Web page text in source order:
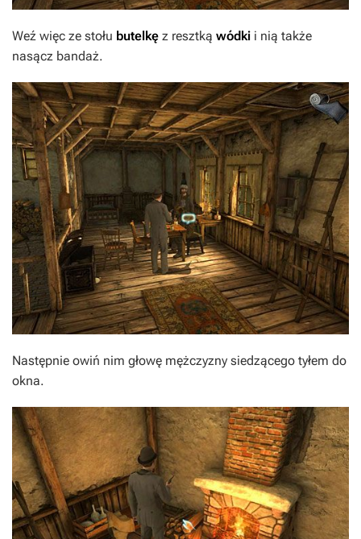
Weź więc ze stołu butelkę z resztką wódki i nią także
nasącz bandaż.
Następnie owiń nim głowę mężczyzny siedzącego tyłem do
okna.